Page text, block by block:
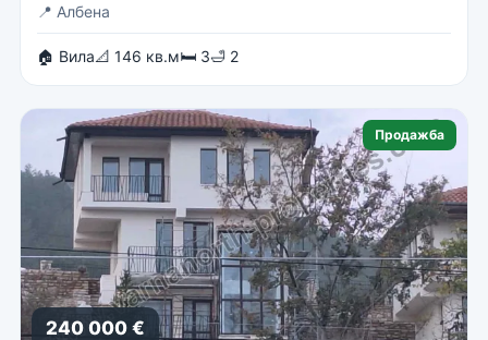
📍 Албена
🏠 Вила📐 146 кв.м🛏 3🛁 2
Продажба
240 000 €